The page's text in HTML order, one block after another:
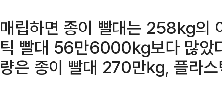
매립하면 종이 빨대는 258㎏의
틱 빨대 56만6000㎏보다 많았
량은 종이 빨대 270만㎏, 플라